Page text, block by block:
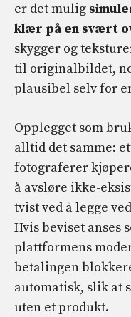
er det mulig
klær på en svært
skygger og
til originalbildet,
plausibel selv for
Opplegget som
alltid det samme:
fotograferer
å avsløre ikke-
tvist ved å legge
Hvis beviset anses
plattformens
betalingen
automatisk, slik at
uten et produkt.